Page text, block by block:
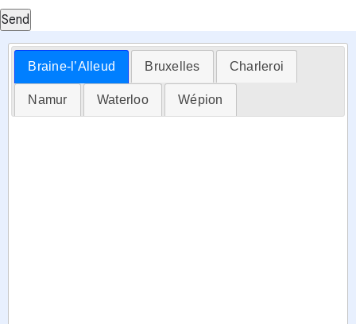
Send
Braine-l’Alleud Bruxelles Charleroi
Namur Waterloo Wépion